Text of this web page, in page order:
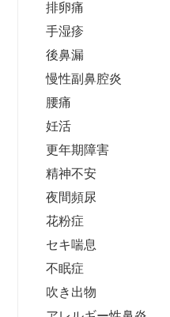
排卵痛
手湿疹
後鼻漏
慢性副鼻腔炎
腰痛
妊活
更年期障害
精神不安
夜間頻尿
花粉症
セキ喘息
不眠症
吹き出物